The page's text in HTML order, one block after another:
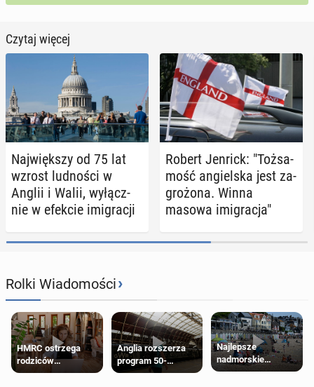
Czytaj więcej
Naj­więk­szy od 75 lat
wzrost lud­no­ści w
Anglii i Walii, wy­łącz­
nie w efekcie imi­gra­cji
Robert Jenrick: "Toż­sa­
mość an­giel­ska jest za­
gro­żo­na. Winna
masowa imi­gra­cja"
Rolki Wiadomości›
HMRC ostrzega
rodziców
pobierających Child
Anglia rozszerza
program 50-
procentowych
Najlepsze
nadmorskie
miasteczko blisko